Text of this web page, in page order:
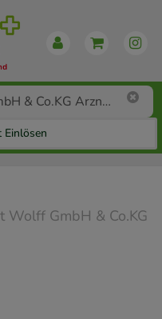
Einlösen
Wolff GmbH & Co.KG